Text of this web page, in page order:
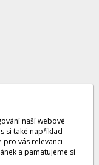
naší webové
si také například
pro vás relevanci
a pamatujeme si